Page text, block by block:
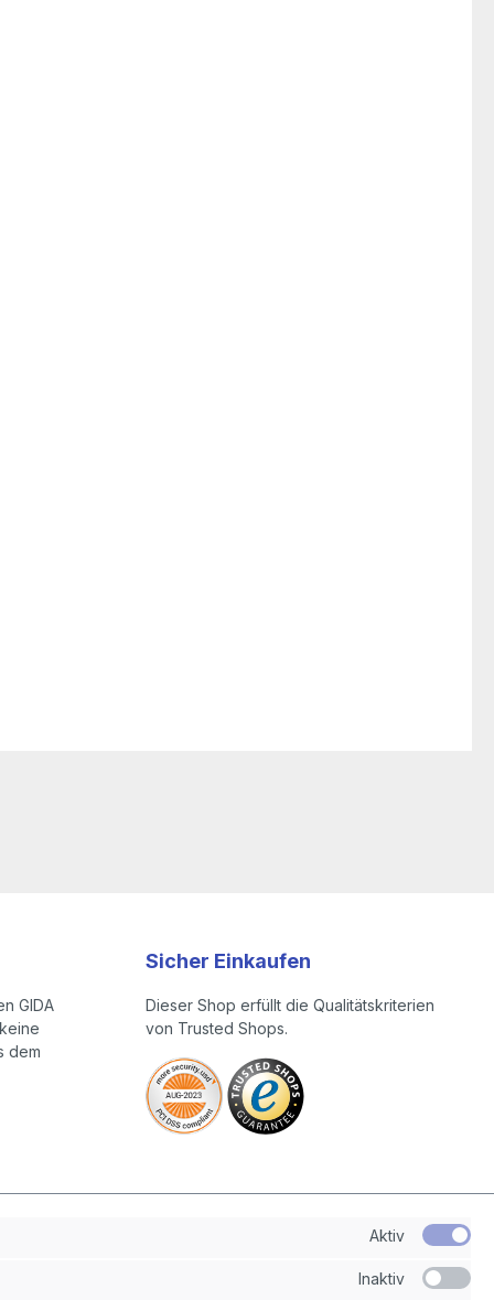
GIDA
dem
Sicher Einkaufen
Dieser Shop erfüllt die Qualitätskriterien
von Trusted Shops.
Aktiv
Inaktiv